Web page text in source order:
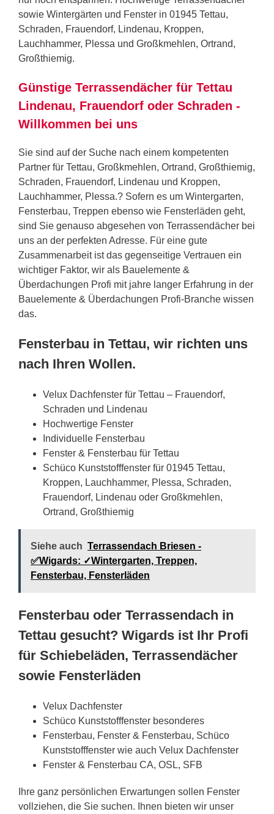
sowie Wintergärten und Fenster in 01945 Tettau,
Schraden, Frauendorf, Lindenau, Kroppen,
Lauchhammer, Plessa und Großkmehlen, Ortrand,
Großthiemig.
Günstige Terrassendächer für Tettau
Lindenau, Frauendorf oder Schraden -
Willkommen bei uns
Sie sind auf der Suche nach einem kompetenten
Partner für Tettau, Großkmehlen, Ortrand, Großthiemig,
Schraden, Frauendorf, Lindenau und Kroppen,
Lauchhammer, Plessa.? Sofern es um Wintergarten,
Fensterbau, Treppen ebenso wie Fensterläden geht,
sind Sie genauso abgesehen von Terrassendächer bei
uns an der perfekten Adresse. Für eine gute
Zusammenarbeit ist das gegenseitige Vertrauen ein
wichtiger Faktor, wir als Bauelemente &
Überdachungen Profi mit jahre langer Erfahrung in der
Bauelemente & Überdachungen Profi-Branche wissen
das.
Fensterbau in Tettau, wir richten uns
nach Ihren Wollen.
Velux Dachfenster für Tettau – Frauendorf,
Schraden und Lindenau
Hochwertige Fenster
Individuelle Fensterbau
Fenster & Fensterbau für Tettau
Schüco Kunststofffenster für 01945 Tettau,
Kroppen, Lauchhammer, Plessa, Schraden,
Frauendorf, Lindenau oder Großkmehlen,
Ortrand, Großthiemig
Siehe auch Terrassendach Briesen -
✅Wigards: ✓Wintergarten, Treppen,
Fensterbau, Fensterläden
Fensterbau oder Terrassendach in
Tettau gesucht? Wigards ist Ihr Profi
für Schiebeläden, Terrassendächer
sowie Fensterläden
Velux Dachfenster
Schüco Kunststofffenster besonderes
Fensterbau, Fenster & Fensterbau, Schüco
Kunststofffenster wie auch Velux Dachfenster
Fenster & Fensterbau CA, OSL, SFB
Ihre ganz persönlichen Erwartungen sollen Fenster
vollziehen, die Sie suchen. Ihnen bieten wir unser